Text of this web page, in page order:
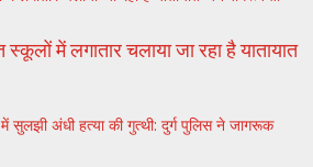
में लगातार चलाया जा रहा है यातायात
अंधी हत्या की गुत्थी: दुर्ग पुलिस ने जागरूक